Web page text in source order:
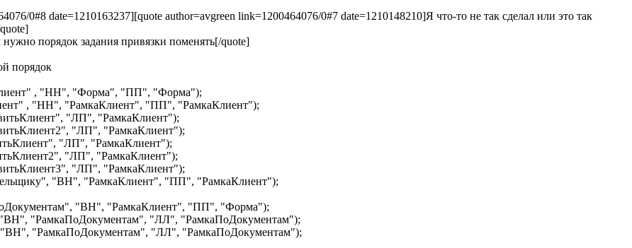
0#8 date=1210163237][quote author=avgreen link=1200464076/0#7 date=1210148210]Я что-то не так сделал или это так
порядок задания привязки поменять[/quote]
порядок
, "НН", "Форма", "ПП", "Форма");
, "НН", "РамкаКлиент", "ПП", "РамкаКлиент");
"ЛП", "РамкаКлиент");
"ЛП", "РамкаКлиент");
"ЛП", "РамкаКлиент");
"ЛП", "РамкаКлиент");
"ЛП", "РамкаКлиент");
"ВН", "РамкаКлиент", "ПП", "РамкаКлиент");
"ВН", "РамкаКлиент", "ПП", "Форма");
"РамкаПоДокументам", "ЛЛ", "РамкаПоДокументам");
"РамкаПоДокументам", "ЛЛ", "РамкаПоДокументам");